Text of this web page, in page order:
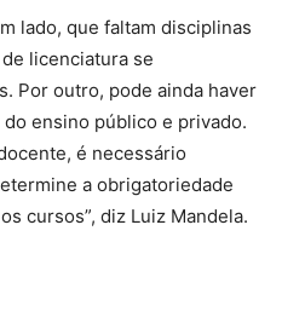
lado, que faltam disciplinas
licenciatura se
Por outro, pode ainda haver
ensino público e privado.
é necessário
a obrigatoriedade
cursos”, diz Luiz Mandela.